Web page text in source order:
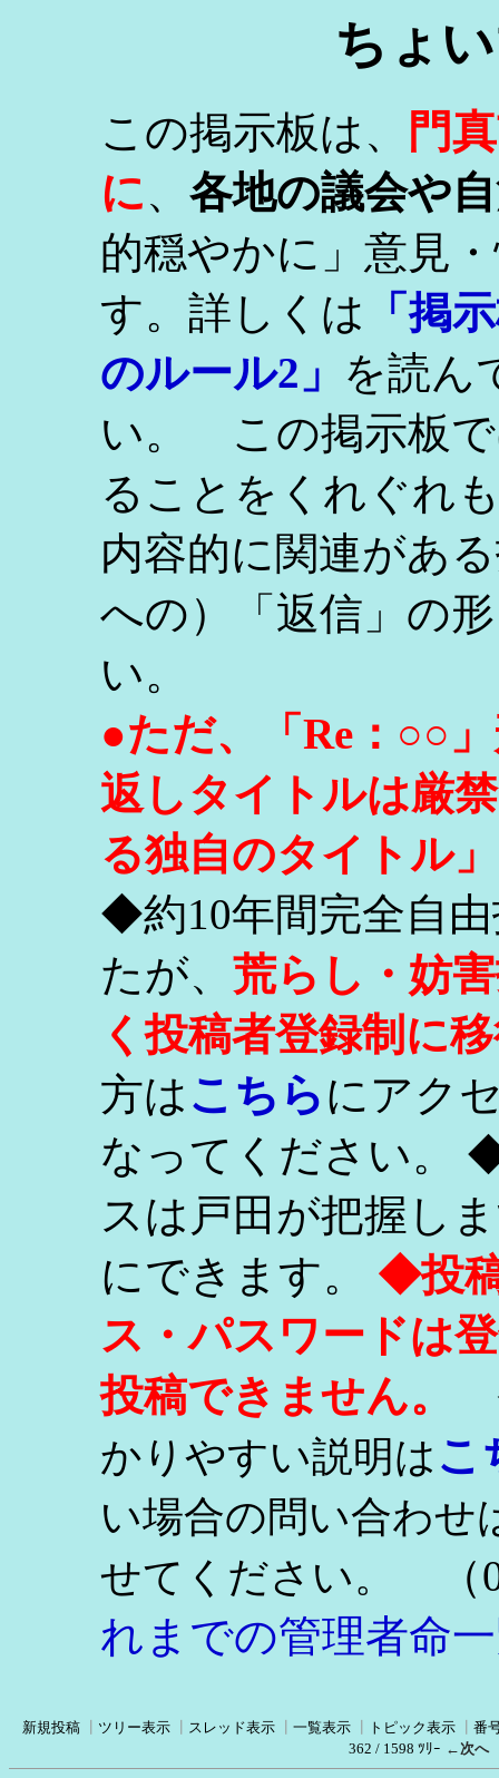
ちょ
この掲示板は、
門
に、 各地の議会や
的穏やかに」意見
す。詳しくは
「掲
のルール2」 を読ん
い。 この掲示板で
ることをくれぐれ
内容的に関連があ
への）「返信」の
い。
●ただ、「Re：○○
返しタイトルは厳
る独自のタイトル
◆約10年間完全自
たが、 荒らし・妨
く投稿者登録制に
方はこちらにアク
なってください。
スは戸田が把握し
にできます。 ◆投
ス・パスワードは
投稿できません。
かりやすい説明はこ
い場合の問い合わせ
せてください。
（
れまでの管理者命
新規投稿 ツリー表示 スレッド表示 一覧表示 トピック表示
番
362 / 1598 ﾂﾘｰ ←次へ